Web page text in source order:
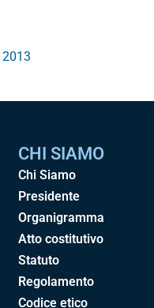
CHI SIAMO
Chi Siamo
Presidente
Organigramma
Atto costitutivo
Statuto
Regolamento
Codice etico